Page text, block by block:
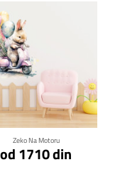
Zeko Na Motoru
od 1710 din
Klikni za detalje